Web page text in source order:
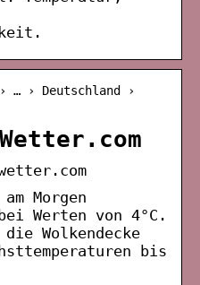
… › Deutschland ›
Morgen
Werten von 4°C.
Wolkendecke
bis